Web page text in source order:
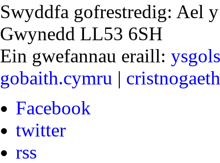
Swyddfa gofrestredig: Ael
Gwynedd LL53 6SH
Ein gwefannau eraill:
gobaith.cymru |
Facebook
twitter
rss